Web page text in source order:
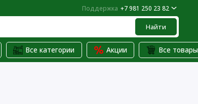
Поддержка +7 981 250 23 82
Найти
Все категории Акции Все товары